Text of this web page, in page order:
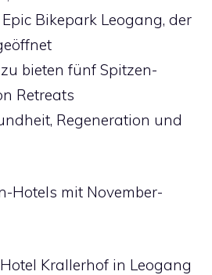
Bikepark Leogang, der
bieten fünf Spitzen-
Retreats
Regeneration und
Hotels mit November-
Krallerhof in Leogang